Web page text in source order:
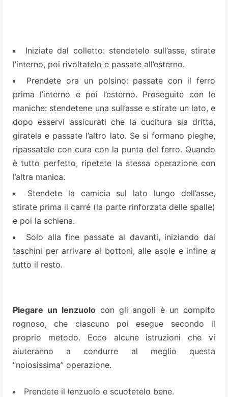
Iniziate dal colletto: stendetelo sull’asse, stirate
l’interno, poi rivoltatelo e passate all’esterno.
Prendete ora un polsino: passate con il ferro
prima l’interno e poi l’esterno. Proseguite con le
maniche: stendetene una sull’asse e stirate un lato, e
dopo esservi assicurati che la cucitura sia dritta,
giratela e passate l’altro lato. Se si formano pieghe,
ripassatele con cura con la punta del ferro. Quando
è tutto perfetto, ripetete la stessa operazione con
l’altra manica.
Stendete la camicia sul lato lungo dell’asse,
stirate prima il carré (la parte rinforzata delle spalle)
e poi la schiena.
Solo alla fine passate al davanti, iniziando dai
taschini per arrivare ai bottoni, alle asole e infine a
tutto il resto.
Piegare un lenzuolocon gli angoli è un compito
rognoso, che ciascuno poi esegue secondo il
proprio metodo. Ecco alcune istruzioni che vi
aiuteranno a condurre al meglio questa
“noiosissima” operazione.
Prendete il lenzuolo e scuotetelo bene.